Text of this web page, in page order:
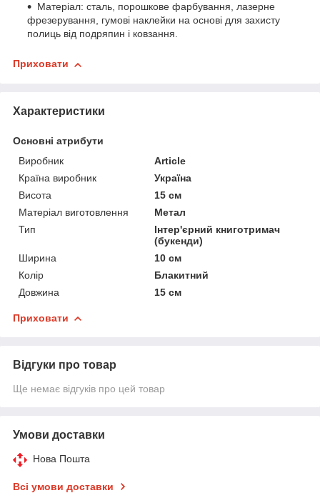
Матеріал: сталь, порошкове фарбування, лазерне
фрезерування, гумові наклейки на основі для захисту
полиць від подряпин і ковзання.
Приховати
Характеристики
Основні атрибути
Виробник
Article
Країна виробник
Україна
Висота
15 см
Матеріал виготовлення
Метал
Тип
Інтер'єрний книготримач
(букенди)
Ширина
10 см
Колір
Блакитний
Довжина
15 см
Приховати
Відгуки про товар
Ще немає відгуків про цей товар
Умови доставки
Нова Пошта
Всі умови доставки